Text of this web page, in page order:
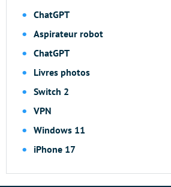
ChatGPT
Aspirateur robot
ChatGPT
Livres photos
Switch 2
VPN
Windows 11
iPhone 17